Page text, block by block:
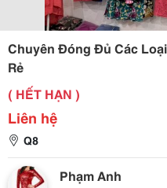
Chuyên Đóng Đủ Các
Rẻ
( HẾT HẠN )
Liên hệ
Q8
Phạm Anh